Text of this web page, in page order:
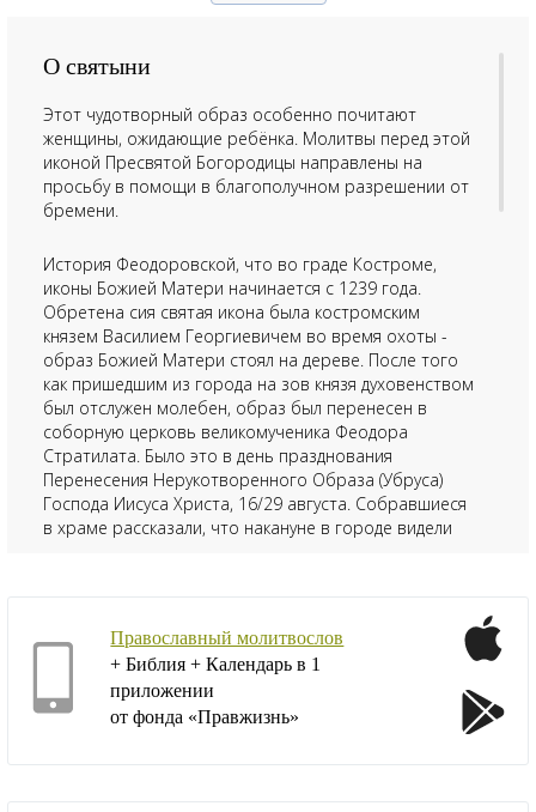
О святыни
Этот чудотворный образ особенно почитают
женщины, ожидающие ребёнка. Молитвы перед этой
иконой Пресвятой Богородицы направлены на
просьбу в помощи в благополучном разрешении от
бремени.
История Феодоровской, что во граде Костроме,
иконы Божией Матери начинается с 1239 года.
Обретена сия святая икона была костромским
князем Василием Георгиевичем во время охоты -
образ Божией Матери стоял на дереве. После того
как пришедшим из города на зов князя духовенством
был отслужен молебен, образ был перенесен в
соборную церковь великомученика Феодора
Стратилата. Было это в день празднования
Перенесения Нерукотворенного Образа (Убруса)
Господа Иисуса Христа, 16/29 августа. Собравшиеся
в храме рассказали, что накануне в городе видели
При двух сильнейших пожарах, уничтоживших все
дотла в соборной церкви, икона осталась
невредима. Преднесением св. иконы с молитвенным
пением перед войском город Кострома был
избавлен от разорения татарами.
московская почетная гражданка Анна Васильевна
Православный молитвослов
+ Библия + Календарь в 1
приложении
от фонда «Правжизнь»